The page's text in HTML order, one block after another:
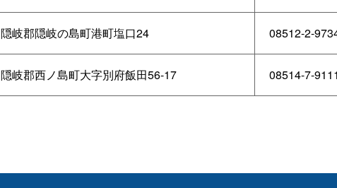
隠岐郡隠岐の島町港町塩口24 08512-2-
隠岐郡西ノ島町大字別府飯田56-17 08514-7-9111